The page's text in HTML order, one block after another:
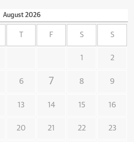
August 2026
F S S
1 2
6 7 8 9
13 14 15 16
20 21 22 23